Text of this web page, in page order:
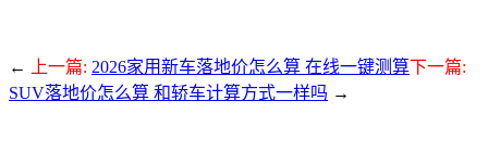
← 上一篇: 2026家用新车落地价怎么算 在线一键测算下一篇:
SUV落地价怎么算 和轿车计算方式一样吗 →